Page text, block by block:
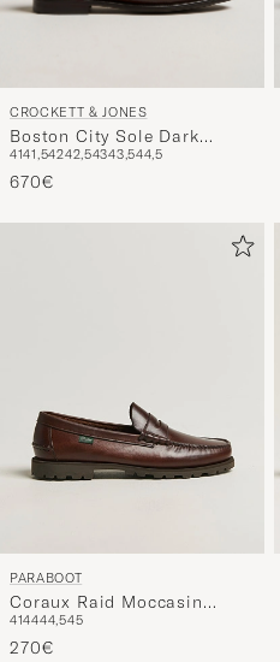
CROCKETT & JONES
Boston City Sole Dark
Brown Calf
4141,54242,54343,544,5
670€
PARABOOT
Coraux Raid Moccasin
America
414444,545
270€